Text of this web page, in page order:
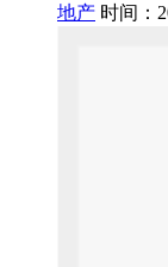
地产 时间：